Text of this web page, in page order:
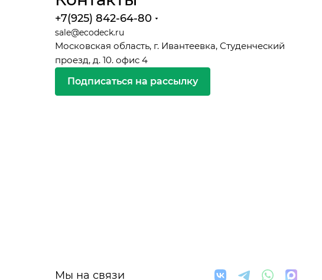
+7(925) 842-64-80
sale@ecodeck.ru
Московская область, г. Ивантеевка, Студенческий
проезд, д. 10. офис 4
Подписаться на рассылку
Мы на связи